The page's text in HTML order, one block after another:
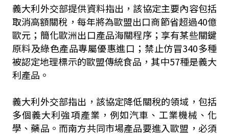
義大利外交部提供資料指出，該協定主要內容包括
取消高額關稅，每年將為歐盟出口商節省超過40億
歐元；簡化歐洲出口產品海關程序；享有某些關鍵
原料及綠色產品專屬優惠進口；禁止仿冒340多種
被認定地理標示的歐盟傳統食品，其中57種是義大
利產品。
義大利外交部指出，該協定降低關稅的領域，包括
多個義大利強項產業，例如汽車、工業機械、化
學、藥品。而南方共同市場產品要進入歐盟，必須